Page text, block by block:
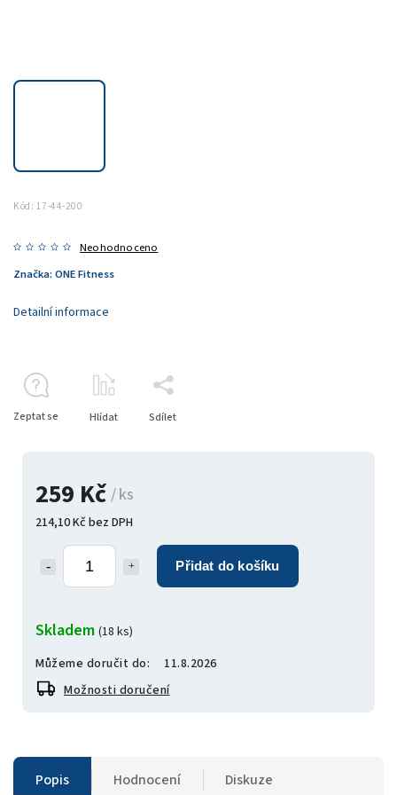
Kód: 17-44-200
Neohodnoceno
Značka: ONE Fitness
259 Kč / ks
214,10 Kč bez DPH
Přidat do košíku
Skladem (18 ks)
Můžeme doručit do:
11.8.2026
Možnosti doručení
Detailní informace
Zeptat se Hlídat Sdílet
Popis Hodnocení Diskuze